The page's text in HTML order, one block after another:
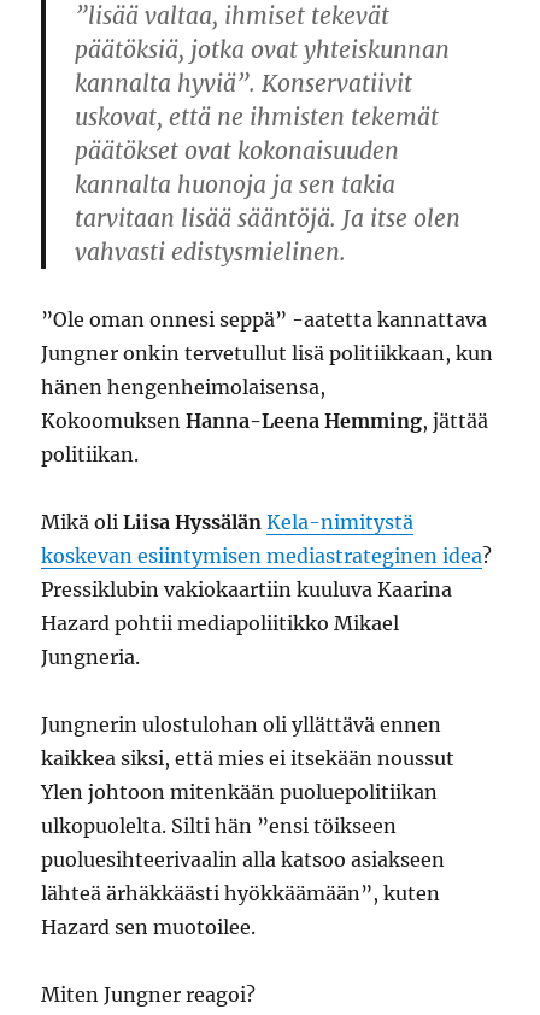
”lisää valtaa, ihmiset tekevät
päätöksiä, jotka ovat yhteiskunnan
kannalta hyviä”. Konservatiivit
uskovat, että ne ihmisten tekemät
päätökset ovat kokonaisuuden
kannalta huonoja ja sen takia
tarvitaan lisää sääntöjä. Ja itse olen
vahvasti edistysmielinen.
”Ole oman onnesi seppä” -aatetta kannattava
Jungner onkin tervetullut lisä politiikkaan, kun
hänen hengenheimolaisensa,
KokoomuksenHanna-Leena Hemming, jättää
politiikan.
Mikä oliLiisa Hyssälän Kela-nimitystä
koskevan esiintymisen mediastrateginen idea?
Pressiklubin vakiokaartiin kuuluva Kaarina
Hazard pohtii mediapoliitikko Mikael
Jungneria.
Jungnerin ulostulohan oli yllättävä ennen
kaikkea siksi, että mies ei itsekään noussut
Ylen johtoon mitenkään puoluepolitiikan
ulkopuolelta. Silti hän ”ensi töikseen
puoluesihteerivaalin alla katsoo asiakseen
lähteä ärhäkkäästi hyökkäämään”, kuten
Hazard sen muotoilee.
Miten Jungner reagoi?